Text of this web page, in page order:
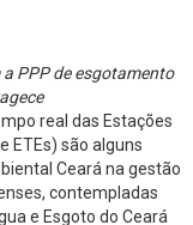
PPP de esgotamento
real das Estações
ETEs) são alguns
Ceará na gestão
contempladas
e Esgoto do Ceará